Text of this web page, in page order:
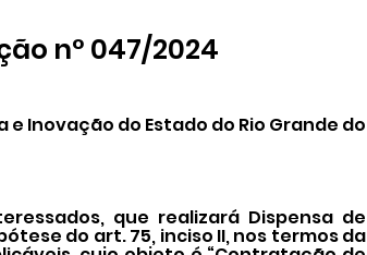
n° 047/2024
Inovação do Estado do Rio Grande do
que realizará Dispensa de
do art. 75, inciso II, nos termos da